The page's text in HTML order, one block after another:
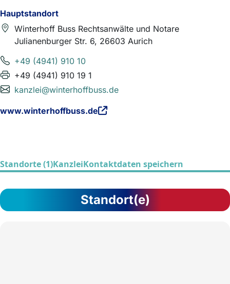
Hauptstandort
Winterhoff Buss Rechtsanwälte und Notare
Julianenburger Str. 6, 26603 Aurich
+49 (4941) 910 10
+49 (4941) 910 19 1
kanzlei@winterhoffbuss.de
www.winterhoffbuss.de
Standorte (1)KanzleiKontaktdaten speichern
Standort(e)